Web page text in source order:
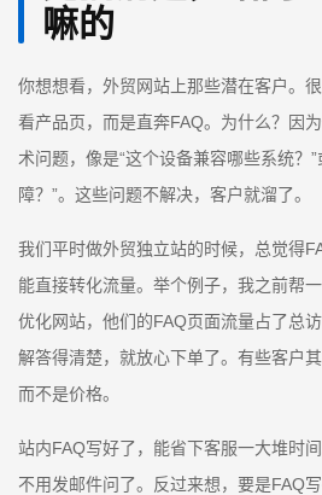
嘛的
你想想看，外贸网站上那些潜在客户。
看产品页，而是直奔FAQ。为什么？因
术问题，像是“这个设备兼容哪些系统？
障？”。这些问题不解决，客户就溜了。
我们平时做外贸独立站的时候，总觉得
能直接转化流量。举个例子，我之前帮
优化网站，他们的FAQ页面流量占了总
解答得清楚，就放心下单了。有些客户
而不是价格。
站内FAQ写好了，能省下客服一大堆时
不用发邮件问了。反过来想，要是FAQ